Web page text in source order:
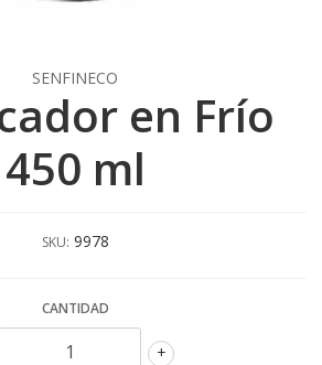
SENFINECO
en Frío
450 ml
SKU: 9978
CANTIDAD
+